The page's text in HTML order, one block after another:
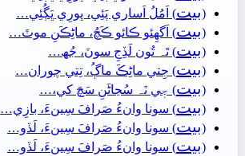
(بيت) اَمُلُ اَساري پَئِي، ڀورِي ڀَڳُئِي…
(بيت) اَگهِئو ڪائو ڪَچُ، ماڻِڪَنِ موٽَ…
(بيت) تَہ تُون لَڏِجِ سونَ، جُھ…
(بيت) جِتي ماڻِڪَ ماڳُ، تِتي چوران…
(بيت) جٖي نَہ سُڃاڻَنِ سَچَ کي،…
(بيت) سونا وانءُ صَرافَ سِينءَ، بازِي…
(بيت) سونا وانءُ صَرافَ سِينءَ، لَڏو…
(بيت) سونا وانءُ صَرافَ سِينءَ، لَڏو…